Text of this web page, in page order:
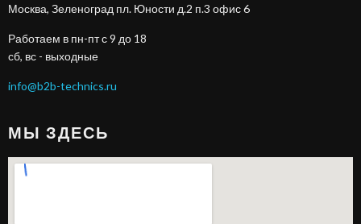
Москва, Зеленоград пл. Юности д.2 п.3 офис 6
Работаем в пн-пт с 9 до 18
сб, вс - выходные
info@b2b-technics.ru
МЫ ЗДЕСЬ